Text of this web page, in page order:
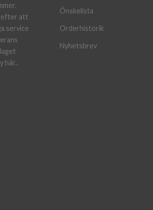
efter att
service
här..
Önskelista
Orderhistorik
Nyhetsbrev